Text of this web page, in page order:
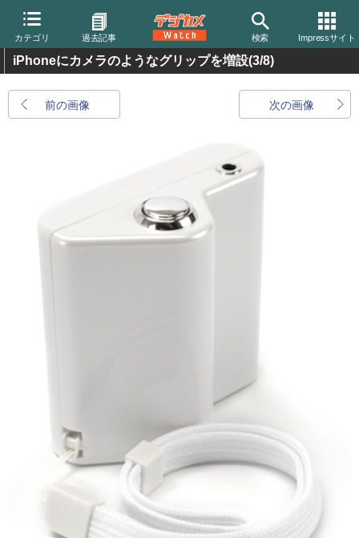
カテゴリ 過去記事 検索 Impressサイト
iPhoneにカメラのようなグリップを増設(3/8)
前の画像 次の画像